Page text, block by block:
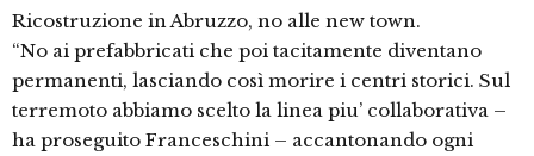
Ricostruzione in Abruzzo, no alle new town.
“No ai prefabbricati che poi tacitamente diventano
permanenti, lasciando così morire i centri storici. Sul
terremoto abbiamo scelto la linea piu’ collaborativa –
ha proseguito Franceschini – accantonando ogni